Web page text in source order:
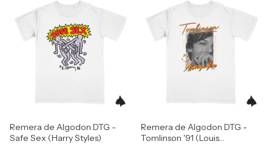
Remera de Algodon DTG -
Safe Sex (Harry Styles)
Remera de Algodon DTG -
Tomlinson '91 (Louis